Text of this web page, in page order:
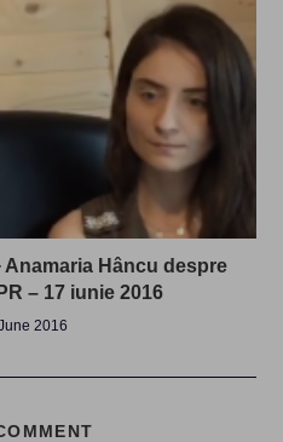
Anamaria Hâncu despre
– 17 iunie 2016
2016